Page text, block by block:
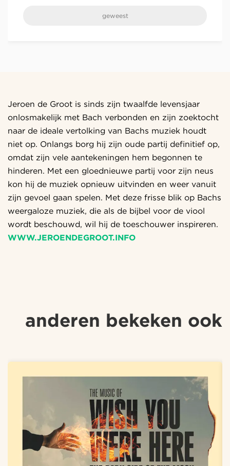
geweest
Jeroen de Groot is sinds zijn twaalfde levensjaar
onlosmakelijk met Bach verbonden en zijn zoektocht
naar de ideale vertolking van Bachs muziek houdt
niet op. Onlangs borg hij zijn oude partij definitief op,
omdat zijn vele aantekeningen hem begonnen te
hinderen. Met een gloednieuwe partij voor zijn neus
kon hij de muziek opnieuw uitvinden en weer vanuit
zijn gevoel gaan spelen. Met deze frisse blik op Bachs
weergaloze muziek, die als de bijbel voor de viool
wordt beschouwd, wil hij de toeschouwer inspireren.
WWW.JEROENDEGROOT.INFO
anderen bekeken ook